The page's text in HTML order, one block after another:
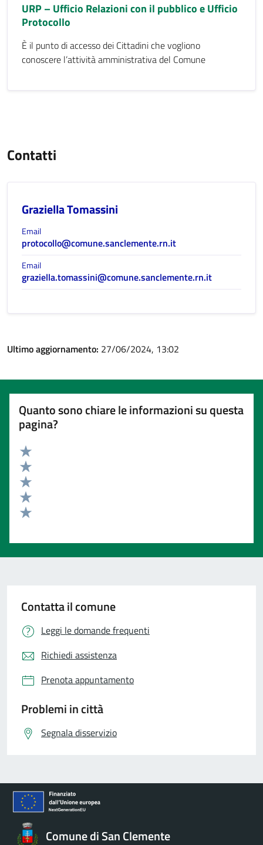
URP – Ufficio Relazioni con il pubblico e Ufficio
Protocollo
È il punto di accesso dei Cittadini che vogliono
conoscere l’attività amministrativa del Comune
Contatti
Graziella Tomassini
Email
protocollo@comune.sanclemente.rn.it
Email
graziella.tomassini@comune.sanclemente.rn.it
Ultimo aggiornamento: 27/06/2024, 13:02
Quanto sono chiare le informazioni su questa
pagina?
Valuta 5 stelle su 5
Valuta 4 stelle su 5
Valuta 3 stelle su 5
Valuta 2 stelle su 5
Contatta il comune
Leggi le domande frequenti
Richiedi assistenza
Prenota appuntamento
Problemi in città
Segnala disservizio
Comune di San Clemente